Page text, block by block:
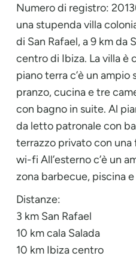
Numero di registro:
una stupenda villa
di San Rafael, a 9 km da
centro di Ibiza. La villa è
piano terra c’è un ampio
pranzo, cucina e tre
con bagno in suite. Al
da letto patronale con
terrazzo privato con
wi-fi All’esterno c’è un
zona barbecue, piscina
Distanze:
3 km San Rafael
10 km cala Salada
10 km Ibiza centro